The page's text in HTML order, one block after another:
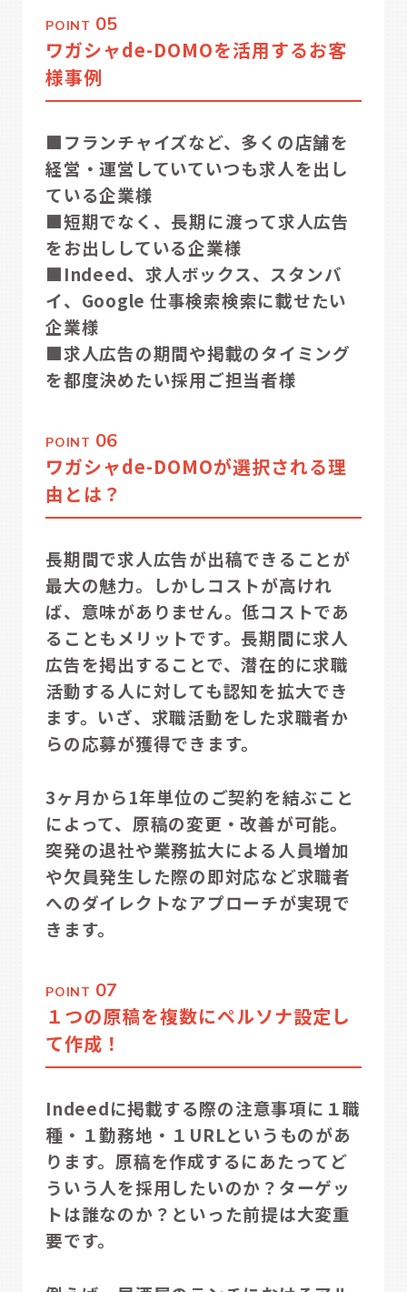
POINT 05
ワガシャde-DOMOを活用するお客
様事例
■フランチャイズなど、多くの店舗を
経営・運営していていつも求人を出し
ている企業様
■短期でなく、長期に渡って求人広告
をお出ししている企業様
■Indeed、求人ボックス、スタンバ
イ、Google 仕事検索検索に載せたい
企業様
■求人広告の期間や掲載のタイミング
を都度決めたい採用ご担当者様
POINT 06
ワガシャde-DOMOが選択される理
由とは？
長期間で求人広告が出稿できることが
最大の魅力。しかしコストが高けれ
ば、意味がありません。低コストであ
ることもメリットです。長期間に求人
広告を掲出することで、潜在的に求職
活動する人に対しても認知を拡大でき
ます。いざ、求職活動をした求職者か
らの応募が獲得できます。
3ヶ月から1年単位のご契約を結ぶこと
によって、原稿の変更・改善が可能。
突発の退社や業務拡大による人員増加
や欠員発生した際の即対応など求職者
へのダイレクトなアプローチが実現で
きます。
POINT 07
１つの原稿を複数にペルソナ設定し
て作成！
Indeedに掲載する際の注意事項に１職
種・１勤務地・１URLというものがあ
ります。原稿を作成するにあたってど
ういう人を採用したいのか？ターゲッ
トは誰なのか？といった前提は大変重
要です。